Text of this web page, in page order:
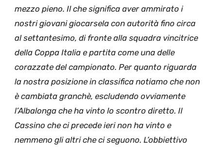
mezzo pieno. Il che significa aver ammirato i
nostri giovani giocarsela con autorità fino circa
al settantesimo, di fronte alla squadra vincitrice
della Coppa Italia e partita come una delle
corazzate del campionato. Per quanto riguarda
la nostra posizione in classifica notiamo che non
è cambiata granchè, escludendo ovviamente
l’Albalonga che ha vinto lo scontro diretto. Il
Cassino che ci precede ieri non ha vinto e
nemmeno gli altri che ci seguono. L’obbiettivo